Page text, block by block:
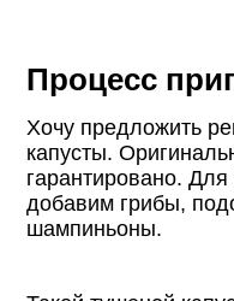
Процесс
Хочу предложить
капусты.
гарантировано. Для
добавим грибы,
шампиньоны.